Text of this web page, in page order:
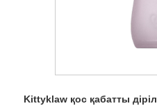
Kittyklaw қос қабатты діріл